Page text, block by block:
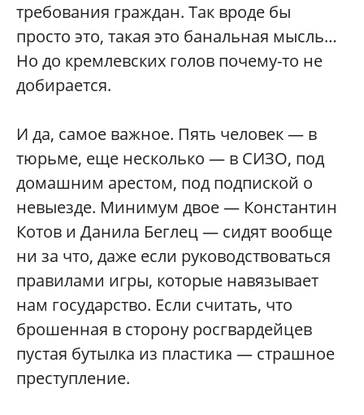
требования граждан. Так вроде бы
просто это, такая это банальная мысль…
Но до кремлевских голов почему-то не
добирается.
И да, самое важное. Пять человек — в
тюрьме, еще несколько — в СИЗО, под
домашним арестом, под подпиской о
невыезде. Минимум двое — Константин
Котов и Данила Беглец — сидят вообще
ни за что, даже если руководствоваться
правилами игры, которые навязывает
нам государство. Если считать, что
брошенная в сторону росгвардейцев
пустая бутылка из пластика — страшное
преступление.